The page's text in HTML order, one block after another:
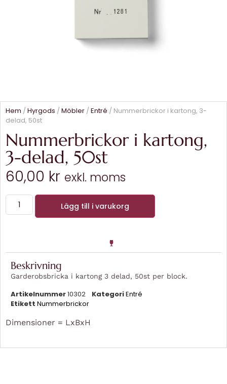
Hem /Hyrgods /Möbler /Entré / Nummerbrickor i kartong, 3-
delad, 50st
Nummerbrickor i kartong,
3-delad, 50st
60,00 kr exkl. moms
Lägg till i varukorg
Beskrivning
Garderobsbricka i kartong 3 delad, 50st per block.
Artikelnummer10302 KategoriEntré
Etikett Nummerbrickor
Dimensioner = LxBxH